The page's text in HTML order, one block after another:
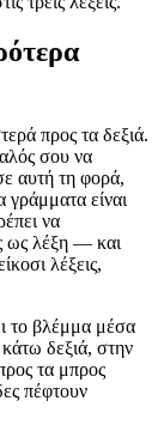
προς τα δεξιά.
σου να
αυτή τη φορά,
γράμματα είναι
να
ως λέξη — και
λέξεις,
το βλέμμα μέσα
δεξιά, στην
τα μπρος
πέφτουν